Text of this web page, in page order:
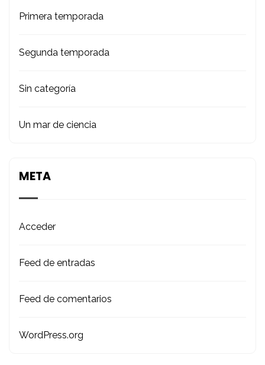
Primera temporada
Segunda temporada
Sin categoría
Un mar de ciencia
META
Acceder
Feed de entradas
Feed de comentarios
WordPress.org